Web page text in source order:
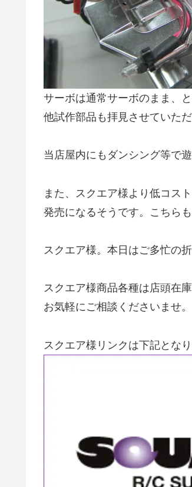
サーボは通常サーボのまま、
他試作部品も拝見させていた
当店屋内にもダンシング等で
また、スクエア様より低コス
発売になるそうです。こちら
スクエア様。本日はご多忙の
スクエア様商品各種は店頭在
お気軽にご相談くださいませ。
スクエア様リンクは下記となり